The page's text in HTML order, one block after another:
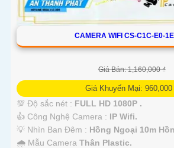
CAMERA WIFI CS-C1C-E0-
Giá Bán: 1,160,000 ₫
Giá Khuyến Mại: 960,000
💯 Độ sắc nét : FULL HD 1080P .
👍 Công Nghệ Camera : IP Wifi.
💡 Nhìn Ban Đêm : Hồng Ngoại 10m
🌧️ Mẫu Camera Thân Plastic.